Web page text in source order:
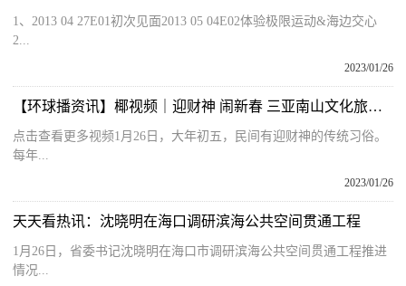
1、2013 04 27E01初次见面2013 05 04E02体验极限运动&海边交心
2...
2023/01/26
【环球播资讯】椰视频｜迎财神 闹新春 三亚南山文化旅游区迎客流高峰
点击查看更多视频1月26日，大年初五，民间有迎财神的传统习俗。
每年...
2023/01/26
天天看热讯：沈晓明在海口调研滨海公共空间贯通工程
1月26日，省委书记沈晓明在海口市调研滨海公共空间贯通工程推进
情况...